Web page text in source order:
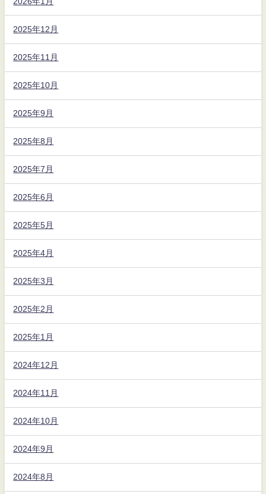
2025年12月
2025年11月
2025年10月
2025年9月
2025年8月
2025年7月
2025年6月
2025年5月
2025年4月
2025年3月
2025年2月
2025年1月
2024年12月
2024年11月
2024年10月
2024年9月
2024年8月